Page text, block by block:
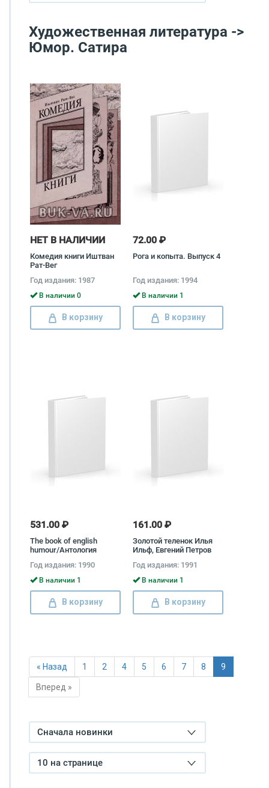
Художественная литература ->
Юмор. Сатира
НЕТ В НАЛИЧИИ
Комедия книги Иштван
Рат-Вег
Год издания: 1987
В наличии 0
В корзину
72.00 ₽
Рога и копыта. Выпуск 4
Год издания: 1994
В наличии 1
В корзину
531.00 ₽
The book of english
humour/Антология
Джером Клапка
Джером, Льюис
Кэрролл, Гилберт Кит
Честертон
Год издания: 1990
В наличии 1
В корзину
161.00 ₽
Золотой теленок Илья
Ильф, Евгений Петров
Год издания: 1991
В наличии 1
В корзину
« Назад 1 2 4 5 6 7 8 9
Вперед »
Сначала новинки
10 на странице